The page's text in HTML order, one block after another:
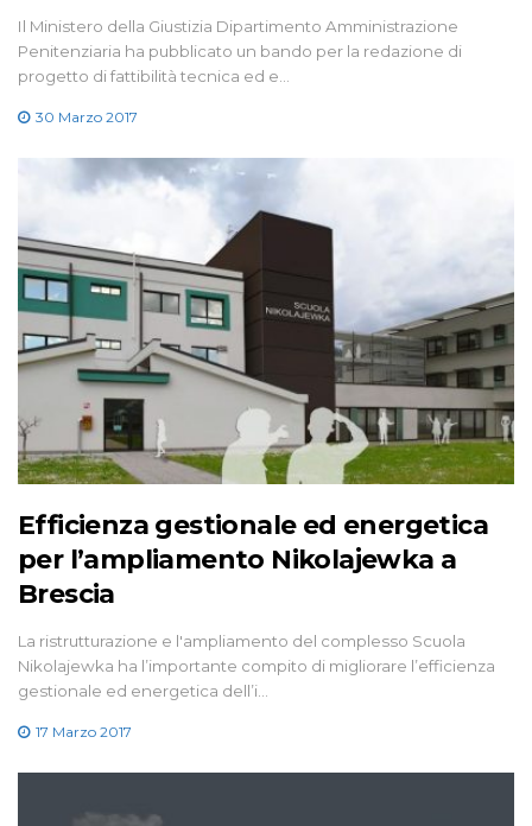
Il Ministero della Giustizia Dipartimento Amministrazione
Penitenziaria ha pubblicato un bando per la redazione di
progetto di fattibilità tecnica ed e…
30 Marzo 2017
Efficienza gestionale ed energetica
per l’ampliamento Nikolajewka a
Brescia
La ristrutturazione e l'ampliamento del complesso Scuola
Nikolajewka ha l’importante compito di migliorare l’efficienza
gestionale ed energetica dell’i…
17 Marzo 2017